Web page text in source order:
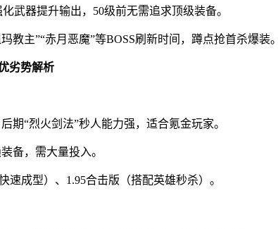
武器提升输出，50级前无需追求顶级装备。
教主”“赤月恶魔”等BOSS刷新时间，蹲点抢首杀爆装。
劣势解析
期“烈火剑法”秒人能力强，适合氪金玩家。
备，需大量投入。
速成型）、1.95合击版（搭配英雄秒杀）。